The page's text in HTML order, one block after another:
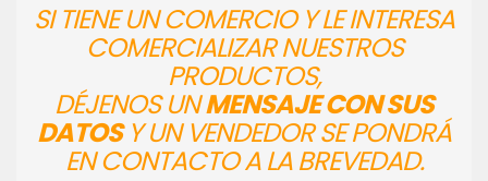
SI TIENE UN COMERCIO Y LE INTERESA
COMERCIALIZAR NUESTROS
PRODUCTOS,
DÉJENOS UNMENSAJE CON SUS
DATOSY UN VENDEDOR SE PONDRÁ
EN CONTACTO A LA BREVEDAD.